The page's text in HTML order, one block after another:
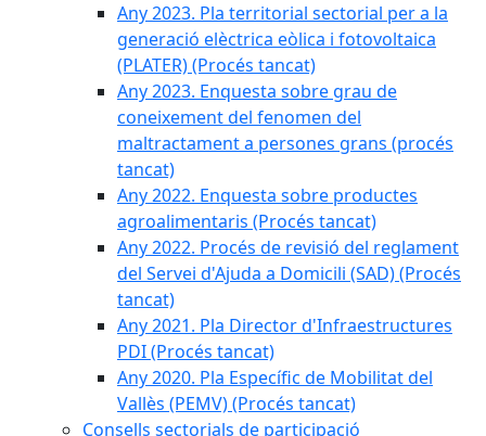
Any 2023. Pla territorial sectorial per a la
generació elèctrica eòlica i fotovoltaica
(PLATER) (Procés tancat)
Any 2023. Enquesta sobre grau de
coneixement del fenomen del
maltractament a persones grans (procés
tancat)
Any 2022. Enquesta sobre productes
agroalimentaris (Procés tancat)
Any 2022. Procés de revisió del reglament
del Servei d'Ajuda a Domicili (SAD) (Procés
tancat)
Any 2021. Pla Director d'Infraestructures
PDI (Procés tancat)
Any 2020. Pla Específic de Mobilitat del
Vallès (PEMV) (Procés tancat)
Consells sectorials de participació